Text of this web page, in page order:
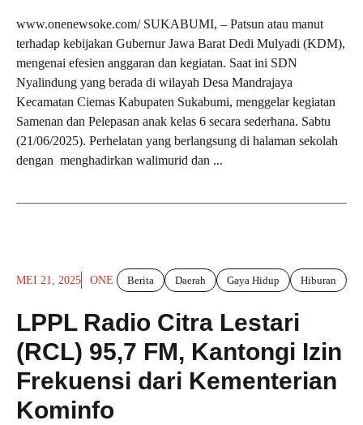
www.onenewsoke.com/ SUKABUMI, – Patsun atau manut
terhadap kebijakan Gubernur Jawa Barat Dedi Mulyadi (KDM),
mengenai efesien anggaran dan kegiatan. Saat ini SDN
Nyalindung yang berada di wilayah Desa Mandrajaya
Kecamatan Ciemas Kabupaten Sukabumi, menggelar kegiatan
Samenan dan Pelepasan anak kelas 6 secara sederhana. Sabtu
(21/06/2025). Perhelatan yang berlangsung di halaman sekolah
dengan menghadirkan walimurid dan ...
MEI 21, 2025 ONE Berita Daerah Gaya Hidup Hiburan
LPPL Radio Citra Lestari
(RCL) 95,7 FM, Kantongi Izin
Frekuensi dari Kementerian
Kominfo